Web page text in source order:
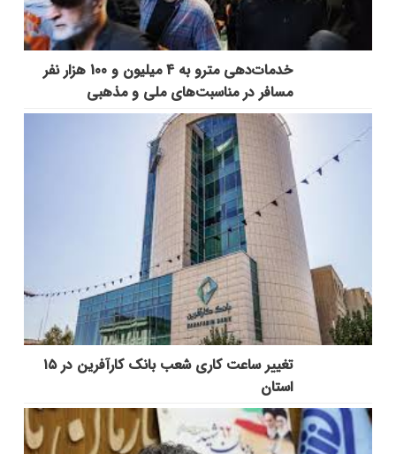
خدمات‌دهي مترو به 4 ميليون و 100 هزار نفر
مسافر در مناسبت‌هاي ملي و مذهبي
تغییر ساعت کاری شعب بانک کارآفرین در ۱۵
استان